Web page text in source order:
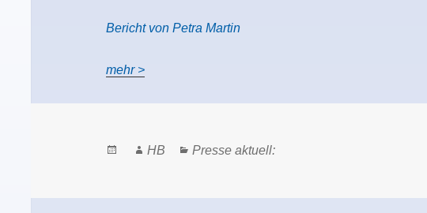
Bericht von Petra Martin
mehr >
PostedAuthor
HB Categories
Presse aktuell: